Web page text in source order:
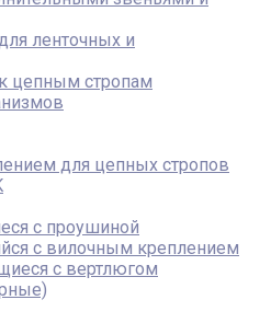
ленточных и
цепным стропам
для цепных стропов
с проушиной
с вилочным креплением
с вертлюгом